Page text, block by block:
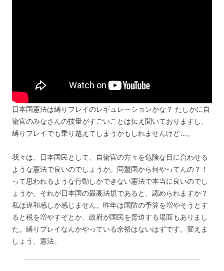
日本国憲法は縛りプレイのレギュレーションかな？ たしかに自
衛官のみなさんの技量がすごいことは伝え聞いておりますし、
縛りプレイでも乗り越えてしまうかもしれませんけど…。
我々は、日本国民として、自衛官の方々を危険な目に合わせる
ような憲法で良いのでしょうか。同盟国から何やってんの？！
って思われるような行動しかできない憲法で本当に良いのでし
ょうか。それが日本国の最高法規であると、認められますか？
私は違和感しか感じません。昨年は国防の予算を増やそうとす
ると税を増やすぞとか、政府が国民を脅迫する場面もありまし
た。縛りプレイなんかやっている余裕はないはずです。変えま
しょう、憲法。